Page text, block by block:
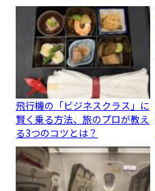
飛行機の「ビジネスクラス」に
賢く乗る方法、旅のプロが教え
る3つのコツとは？